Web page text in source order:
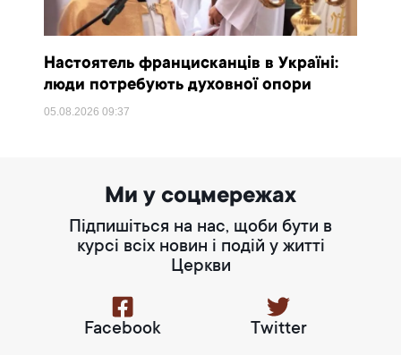
Настоятель францисканців в Україні:
люди потребують духовної опори
05.08.202609:37
Ми у соцмережах
Підпишіться на нас, щоби бути в
курсі всіх новин і подій у житті
Церкви
Facebook Twitter